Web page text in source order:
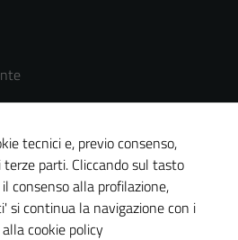
sito
tecnici e, previo consenso,
parti. Cliccando sul tasto
consenso alla profilazione,
si continua la navigazione con i
cookie policy